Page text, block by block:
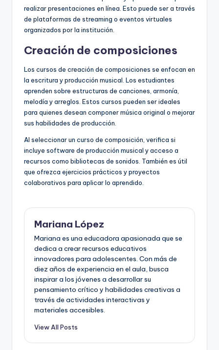
realizar presentaciones en línea. Esto puede ser a través
de plataformas de streaming o eventos virtuales
organizados por la institución.
Creación de composiciones
Los cursos de creación de composiciones se enfocan en
la escritura y producción musical. Los estudiantes
aprenden sobre estructuras de canciones, armonía,
melodía y arreglos. Estos cursos pueden ser ideales
para quienes desean componer música original o mejorar
sus habilidades de producción.
Al seleccionar un curso de composición, verifica si
incluye software de producción musical y acceso a
recursos como bibliotecas de sonidos. También es útil
que ofrezca ejercicios prácticos y proyectos
colaborativos para aplicar lo aprendido.
Mariana López
Mariana es una educadora apasionada que se
dedica a crear recursos educativos
innovadores para adolescentes. Con más de
diez años de experiencia en el aula, busca
inspirar a los jóvenes a desarrollar su
pensamiento crítico y habilidades creativas a
través de actividades interactivas y
materiales accesibles.
View All Posts